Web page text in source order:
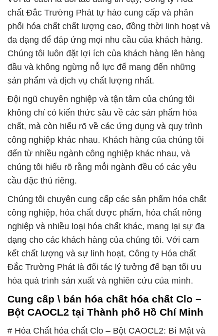
chất Đắc Trường Phát tự hào cung cấp và phân
phối hóa chất chất lượng cao, đồng thời linh hoạt và
đa dạng để đáp ứng mọi nhu cầu của khách hàng.
Chúng tôi luôn đặt lợi ích của khách hàng lên hàng
đầu và không ngừng nỗ lực để mang đến những
sản phẩm và dịch vụ chất lượng nhất.
Đội ngũ chuyên nghiệp và tận tâm của chúng tôi
không chỉ có kiến thức sâu về các sản phẩm hóa
chất, mà còn hiểu rõ về các ứng dụng và quy trình
công nghiệp khác nhau. Khách hàng của chúng tôi
đến từ nhiều ngành công nghiệp khác nhau, và
chúng tôi hiểu rõ rằng mỗi ngành đều có các yêu
cầu đặc thù riêng.
Chúng tôi chuyên cung cấp các sản phẩm hóa chất
công nghiệp, hóa chất dược phẩm, hóa chất nông
nghiệp và nhiều loại hóa chất khác, mang lại sự đa
dạng cho các khách hàng của chúng tôi. Với cam
kết chất lượng và sự linh hoạt, Công ty Hóa chất
Đắc Trường Phát là đối tác lý tưởng để bạn tối ưu
hóa quá trình sản xuất và nghiên cứu của mình.
Cung cấp \ bán hóa chất hóa chất Clo –
Bột CAOCL2 tại Thành phố Hồ Chí Minh
# Hóa Chất hóa chất Clo – Bột CAOCL2: Bí Mật và